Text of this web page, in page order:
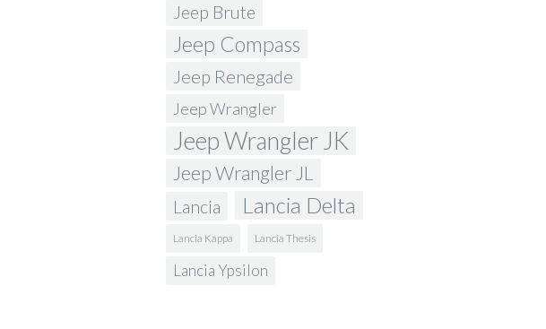
Jeep Brute
Jeep Compass
Jeep Renegade
Jeep Wrangler
Jeep Wrangler JK
Jeep Wrangler JL
Lancia Lancia Delta
Lancia Kappa Lancia Thesis
Lancia Ypsilon